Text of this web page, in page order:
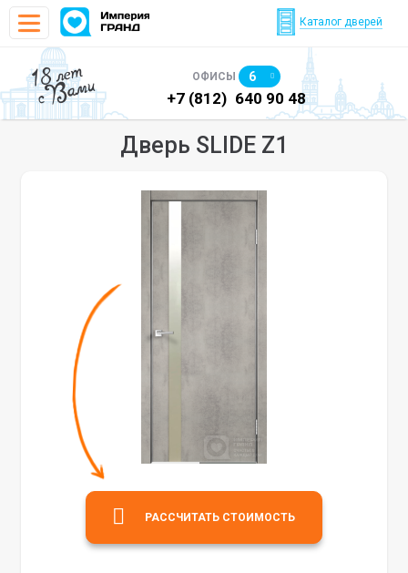
Каталог дверей
18 лет
с Вами ОФИСЫ 6
640 90 48 +7 (812) 640 90 48
Дверь SLIDE Z1
РАССЧИТАТЬ СТОИМОСТЬ